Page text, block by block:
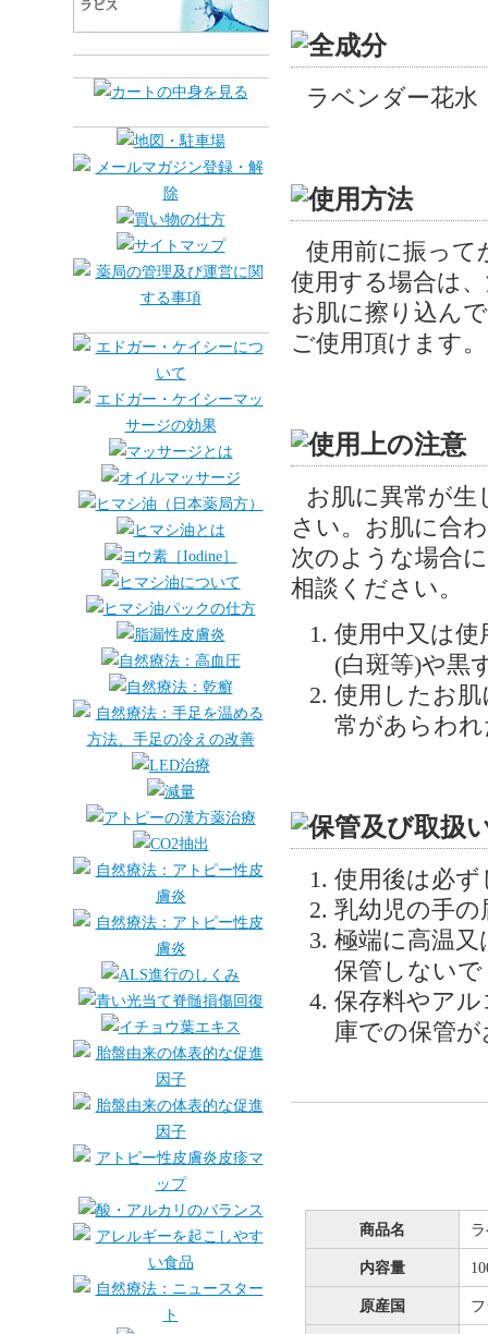
ラベンダー花水
使用前に振っ
使用する場合は
お肌に擦り込ん
ご使用頂けます。
お肌に異常が
さい。お肌に合
次のような場合
相談ください。
使用中又は使
(白斑等)や黒
使用したお
常があらわ
使用後は必
乳幼児の手
極端に高温
保管しない
保存料やア
庫での保管
商品名
内容量
原産国